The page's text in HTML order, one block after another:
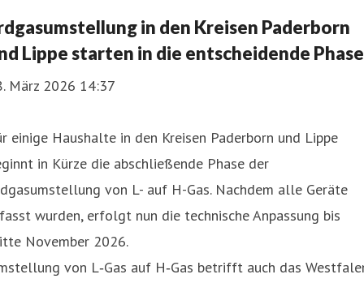
in den Kreisen Paderborn
Lippe starten in die entscheidende Phase
März 2026 14:37
einige Haushalte in den Kreisen Paderborn und Lippe
in Kürze die abschließende Phase der
von L- auf H-Gas. Nachdem alle Geräte
wurden, erfolgt nun die technische Anpassung bis
November 2026.
von L‑Gas auf H‑Gas betrifft auch das